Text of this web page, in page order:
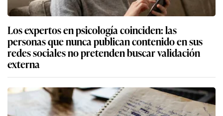
Los expertos en psicología coinciden: las
personas que nunca publican contenido en sus
redes sociales no pretenden buscar validación
externa